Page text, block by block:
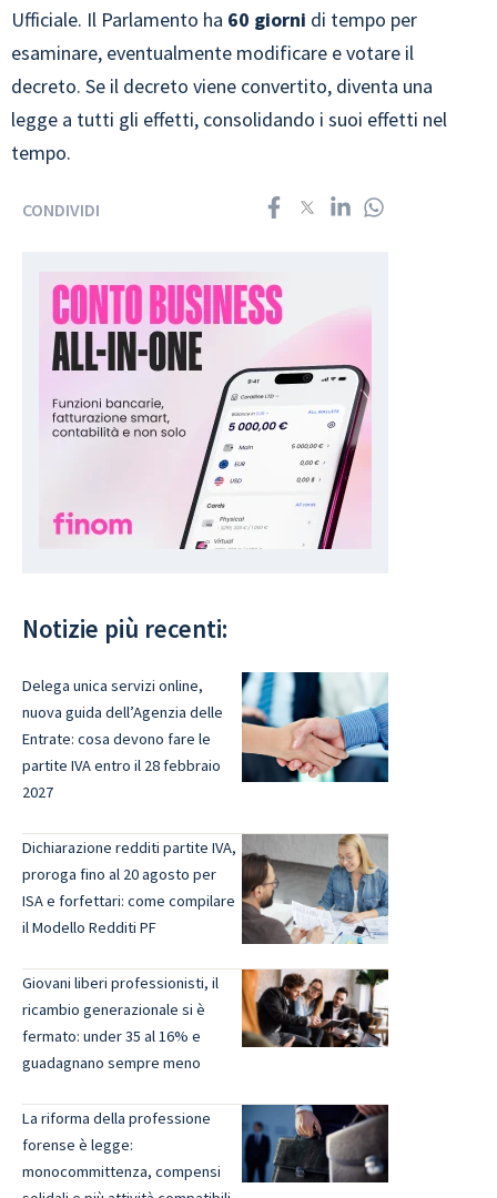
Ufficiale. Il Parlamento ha 60 giorni di tempo per
esaminare, eventualmente modificare e votare il
decreto. Se il decreto viene convertito, diventa una
legge a tutti gli effetti, consolidando i suoi effetti nel
tempo.
CONDIVIDI
Notizie più recenti:
Delega unica servizi online,
nuova guida dell’Agenzia delle
Entrate: cosa devono fare le
partite IVA entro il 28 febbraio
2027
Dichiarazione redditi partite IVA,
proroga fino al 20 agosto per
ISA e forfettari: come compilare
il Modello Redditi PF
Giovani liberi professionisti, il
ricambio generazionale si è
fermato: under 35 al 16% e
guadagnano sempre meno
La riforma della professione
forense è legge:
monocommittenza, compensi